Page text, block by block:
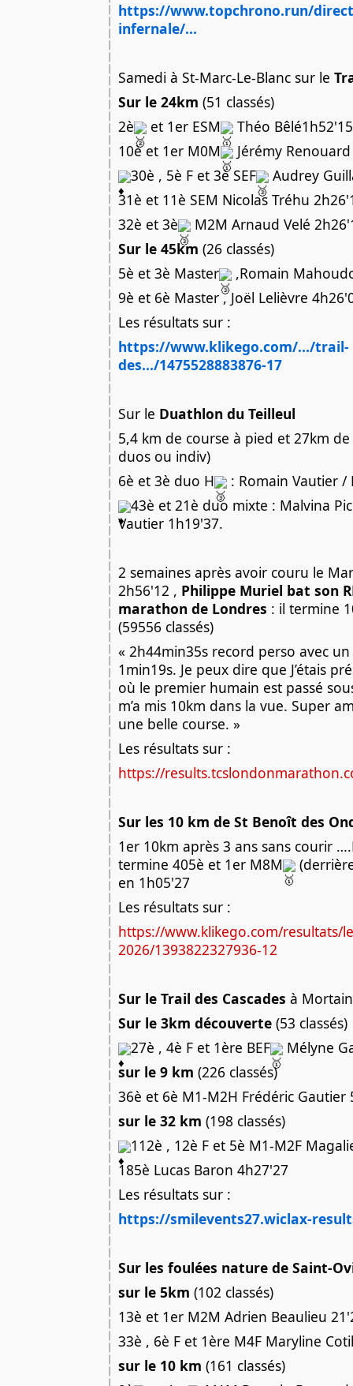
https://www.topchrono.run/
infernale/...
Samedi à St-Marc-Le-Blanc sur le
Sur le 24km (51 classés)
2è
et 1er ESM
Théo Bêlé1h52'15
10è et 1er M0M
Jérémy
30è , 5è F et 3è SEF
Audrey
31è et 11è SEM Nicolas Tréhu
32è et 3è
M2M Arnaud Velé
Sur le 45km (26 classés)
5è et 3è Master
,Romain
9è et 6è Master , Joël Lelièvre
Les résultats sur :
https://www.klikego.com/.../trail-
des.../1475528883876-17
Sur le Duathlon du Teilleul
5,4 km de course à pied et 27km de
duos ou indiv)
6è et 3è duo H
: Romain Vautier /
43è et 21è duo mixte : Malvina
Vautier 1h19'37.
2 semaines après avoir couru le
2h56'12 , Philippe Muriel bat son
marathon de Londres : il termine
(59556 classés)
« 2h44min35s record perso avec
1min19s. Je peux dire que J’étais
où le premier humain est passé
m’a mis 10km dans la vue. Super
une belle course. »
Les résultats sur :
https://
Sur les 10 km de St Benoît des
1er 10km après 3 ans sans courir
termine 405è et 1er M8M
en 1h05'27
Les résultats sur :
https://www.klikego.com/resultats/
2026/1393822327936-12
Sur le Trail des Cascades à Mortain
Sur le 3km découverte (53 classés)
27è , 4è F et 1ère BEF
Mélyne
sur le 9 km (226 classés)
36è et 6è M1-M2H Frédéric Gautier
sur le 32 km (198 classés)
112è , 12è F et 5è M1-M2F
185è Lucas Baron 4h27'27
Les résultats sur :
https://smilevents27.wiclax-
Sur les foulées nature de Saint-
sur le 5km (102 classés)
13è et 1er M2M Adrien Beaulieu
33è , 6è F et 1ère M4F Maryline
sur le 10 km (161 classés)